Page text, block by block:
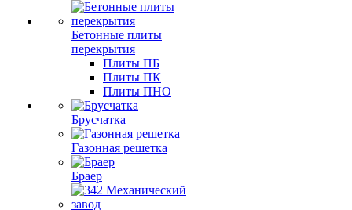
Бетонные плиты
перекрытия
Плиты ПБ
Плиты ПК
Плиты ПНО
Брусчатка
Газонная решетка
Браер